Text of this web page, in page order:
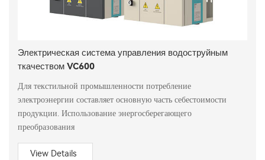
Электрическая система управления водоструйным
ткачеством VC600
Для текстильной промышленности потребление
электроэнергии составляет основную часть себестоимости
продукции. Использование энергосберегающего
преобразования
View Details